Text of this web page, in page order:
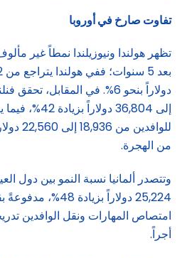
تفاوت صارخ في أوروبا
تظهر هولندا ونيوزيلندا نمطاً غير
إلى 36,804
من الهجرة.
25,224 دولاراً
امتصاص المهارات ونقل الوافدين
أجراً.